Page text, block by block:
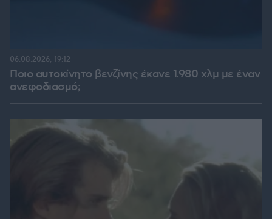
Ποιο αυτοκίνητο βενζίνης έκανε 1.980 χλμ με έναν
ανεφοδιασμό;
06.08.2026, 19:12